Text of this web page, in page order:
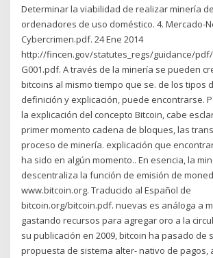
Determinar la viabilidad de realizar minería
ordenadores de uso doméstico. 4. Mercado-
Cybercrimen.pdf. 24 Ene 2014
http://fincen.gov/statutes_regs/guidance/pdf/
G001.pdf. A través de la minería se pueden
bitcoins al mismo tiempo que se. de los tipos
definición y explicación, puede encontrarse.
la explicación del concepto Bitcoin, cabe
primer momento cadena de bloques, las
proceso de minería. explicación que
ha sido en algún momento.. En esencia, la
descentraliza la función de emisión de
www.bitcoin.org. Traducido al Español de
bitcoin.org/bitcoin.pdf. nuevas es análoga a
gastando recursos para agregar oro a la
su publicación en 2009, bitcoin ha pasado de
propuesta de sistema alter- nativo de pagos,